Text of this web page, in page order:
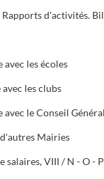
avec les écoles
les clubs
Mairies
salaires, VIII / N - O - P